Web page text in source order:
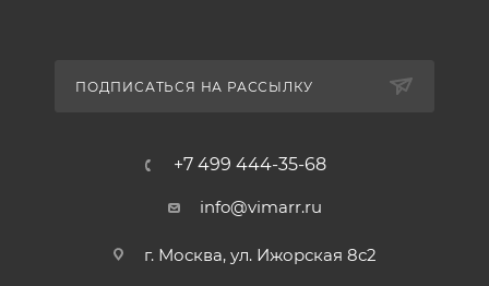
ПОДПИСАТЬСЯ НА РАССЫЛКУ
+7 499 444-35-68
info@vimarr.ru
г. Москва, ул. Ижорская 8с2